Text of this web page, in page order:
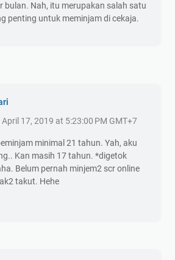
bulan. Nah, itu merupakan salah satu
penting untuk meminjam di cekaja.
April 17, 2019 at 5:23:00 PM GMT+7
minimal 21 tahun. Yah, aku
Kan masih 17 tahun. *digetok
Belum pernah minjem2 scr online
takut. Hehe